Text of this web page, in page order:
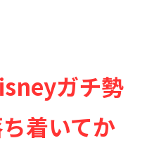
ガチ勢
着いてか